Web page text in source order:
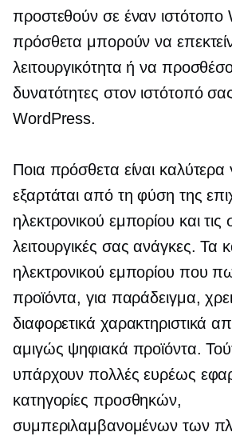
προστεθούν σε έναν
πρόσθετα μπορούν να
λειτουργικότητα ή να
δυνατότητες στον ιστότοπό
WordPress.
Ποια πρόσθετα είναι καλύτερα
εξαρτάται από τη φύση της
ηλεκτρονικού εμπορίου και τις
λειτουργικές σας ανάγκες. Τα
ηλεκτρονικού εμπορίου που
προϊόντα, για παράδειγμα,
διαφορετικά χαρακτηριστικά
αμιγώς ψηφιακά προϊόντα.
υπάρχουν πολλές ευρέως
κατηγορίες προσθηκών,
συμπεριλαμβανομένων των